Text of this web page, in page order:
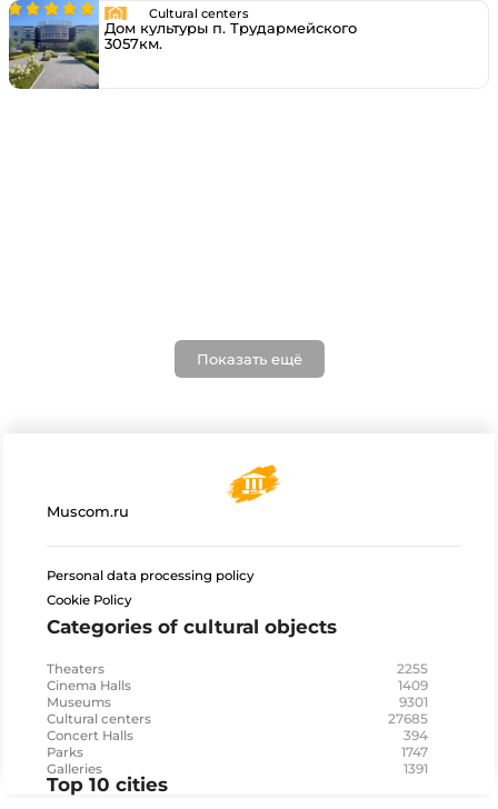
Cultural centers
Дом культуры п. Трудармейского
3057км.
Показать ещё
Muscom.ru
Personal data processing policy
Cookie Policy
Categories of cultural objects
Theaters 2255
Cinema Halls 1409
Museums 9301
Cultural centers 27685
Concert Halls 394
Parks 1747
Galleries 1391
Top 10 cities